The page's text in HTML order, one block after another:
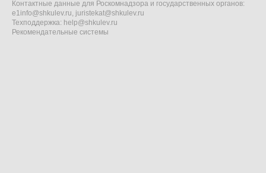
Контактные данные для Роскомнадзора и государственных органов:
e1info@shkulev.ru, juristekat@shkulev.ru
Техподдержка: help@shkulev.ru
Рекомендательные системы